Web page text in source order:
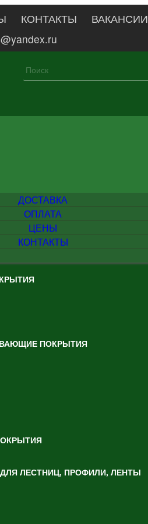
КОНТАКТЫ
ВАКАНСИИ
ДОСТАВКА
ОПЛАТА
ЦЕНЫ
КОНТАКТЫ
ПОКРЫТИЯ
ЛЕСТНИЦ, ПРОФИЛИ, ЛЕНТЫ